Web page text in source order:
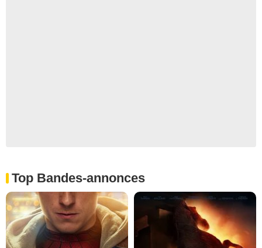
Top Bandes-annonces